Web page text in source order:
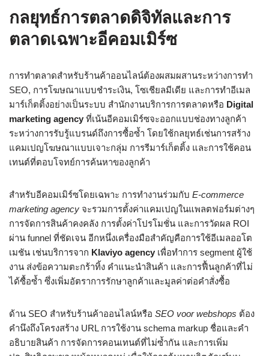
กลยุทธ์การตลาดดิจิทัลและการ
ตลาดเฉพาะอีคอมเมิร์ซ
การทำตลาดสำหรับร้านค้าออนไลน์ต้องผสมผสานระหว่างการทำ
SEO, การโฆษณาแบบชำระเงิน, โซเชียลมีเดีย และการทำอีเมล
มาร์เก็ตติ้งอย่างเป็นระบบ สำนักงานบริการการตลาดหรือ Digital
marketing agency ที่เน้นอีคอมเมิร์ซจะออกแบบช่องทางลูกค้า
ระหว่างการรับรู้แบรนด์ถึงการซื้อซ้ำ โดยใช้กลยุทธ์เช่นการสร้าง
แคมเปญโฆษณาแบบเจาะกลุ่ม การรีมาร์เก็ตติ้ง และการใช้คอน
เทนต์ที่ตอบโจทย์การค้นหาของลูกค้า
สำหรับอีคอมเมิร์ซโดยเฉพาะ การทำงานร่วมกับ E‑commerce
marketing agency จะรวมการตั้งค่าแคมเปญในแพลตฟอร์มต่างๆ
การจัดการสินค้าคงคลัง การตั้งค่าโปรโมชั่น และการวัดผล ROI
ผ่าน funnel ที่ชัดเจน อีกหนึ่งเครื่องมือสำคัญคือการใช้อีเมลออโต
เมชัน เช่นบริการจาก Klaviyo agency เพื่อทำการ segment ผู้ใช้
งาน ส่งข้อความตะกร้าทิ้ง คำแนะนำสินค้า และการฟื้นลูกค้าที่ไม่
ได้ซื้อซ้ำ ซึ่งเพิ่มอัตราการรักษาลูกค้าและมูลค่าต่อคำสั่งซื้อ
ด้าน SEO สำหรับร้านค้าออนไลน์หรือ SEO voor webshops ต้อง
คำนึงถึงโครงสร้าง URL การใช้งาน schema markup ชื่อและคำ
อธิบายสินค้า การจัดการคอนเทนต์ที่ไม่ซ้ำกัน และการเพิ่ม